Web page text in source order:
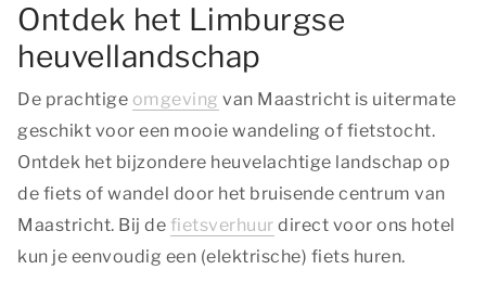
Ontdek het Limburgse
heuvellandschap
De prachtige omgeving van Maastricht is uitermate
geschikt voor een mooie wandeling of fietstocht.
Ontdek het bijzondere heuvelachtige landschap op
de fiets of wandel door het bruisende centrum van
Maastricht. Bij de fietsverhuur direct voor ons hotel
kun je eenvoudig een (elektrische) fiets huren.